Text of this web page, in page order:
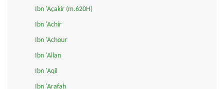
Ibn 'Açakir (m.620H)
Ibn 'Achir
Ibn 'Achour
Ibn 'Allan
Ibn 'Aqil
Ibn 'Arafah